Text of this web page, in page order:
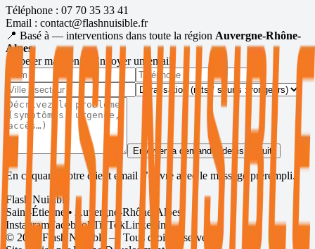
Téléphone : 07 70 35 33 41
Email : contact@flashnuisible.fr
📍 Basé à — interventions dans toute la région Auvergne-Rhône-
Alpes.
Appeler maintenant
Envoyer un email
Envoyer la demande (devis gratuit)
En cliquant, votre client email s’ouvre avec le message prérempli.
Flash Nuisible
Saint-Étienne • Auvergne-Rhône-Alpes
Instagram Facebook TikTokLinkedIn
© 2026
Flash Nuisible — Tous droits réservés.